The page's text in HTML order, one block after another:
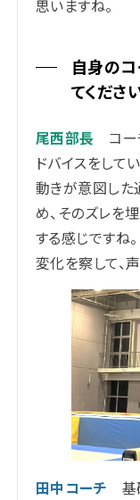
思いますね。
自身の
てくださ
尾西部長
コ
ドバイスをして
動きが意図した
め、そのズレを
する感じですね
変化を察して、
田中コーチ